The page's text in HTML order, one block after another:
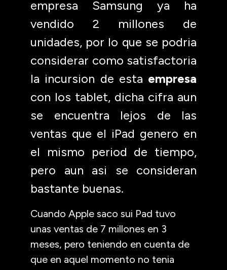
empresa Samsung ya ha
vendido 2 millones de
unidades, por lo que se podria
considerar como satisfactoria
la incursion de esta empresa
con los tablet, dicha cifra aun
se encuentra lejos de las
ventas que el iPad genero en
el mismo period de tiempo,
pero aun asi se consideran
bastante buenas.
Cuando Apple saco sui Pad tuvo
unas ventas de 7 millones en 3
meses, pero teniendo en cuenta de
que en aquel momento no tenia